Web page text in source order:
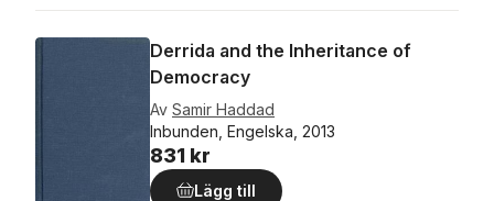
Derrida and the Inheritance of
Democracy
Av Samir Haddad
Inbunden, Engelska, 2013
831 kr
Lägg till